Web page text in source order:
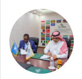
ق
ط
ر